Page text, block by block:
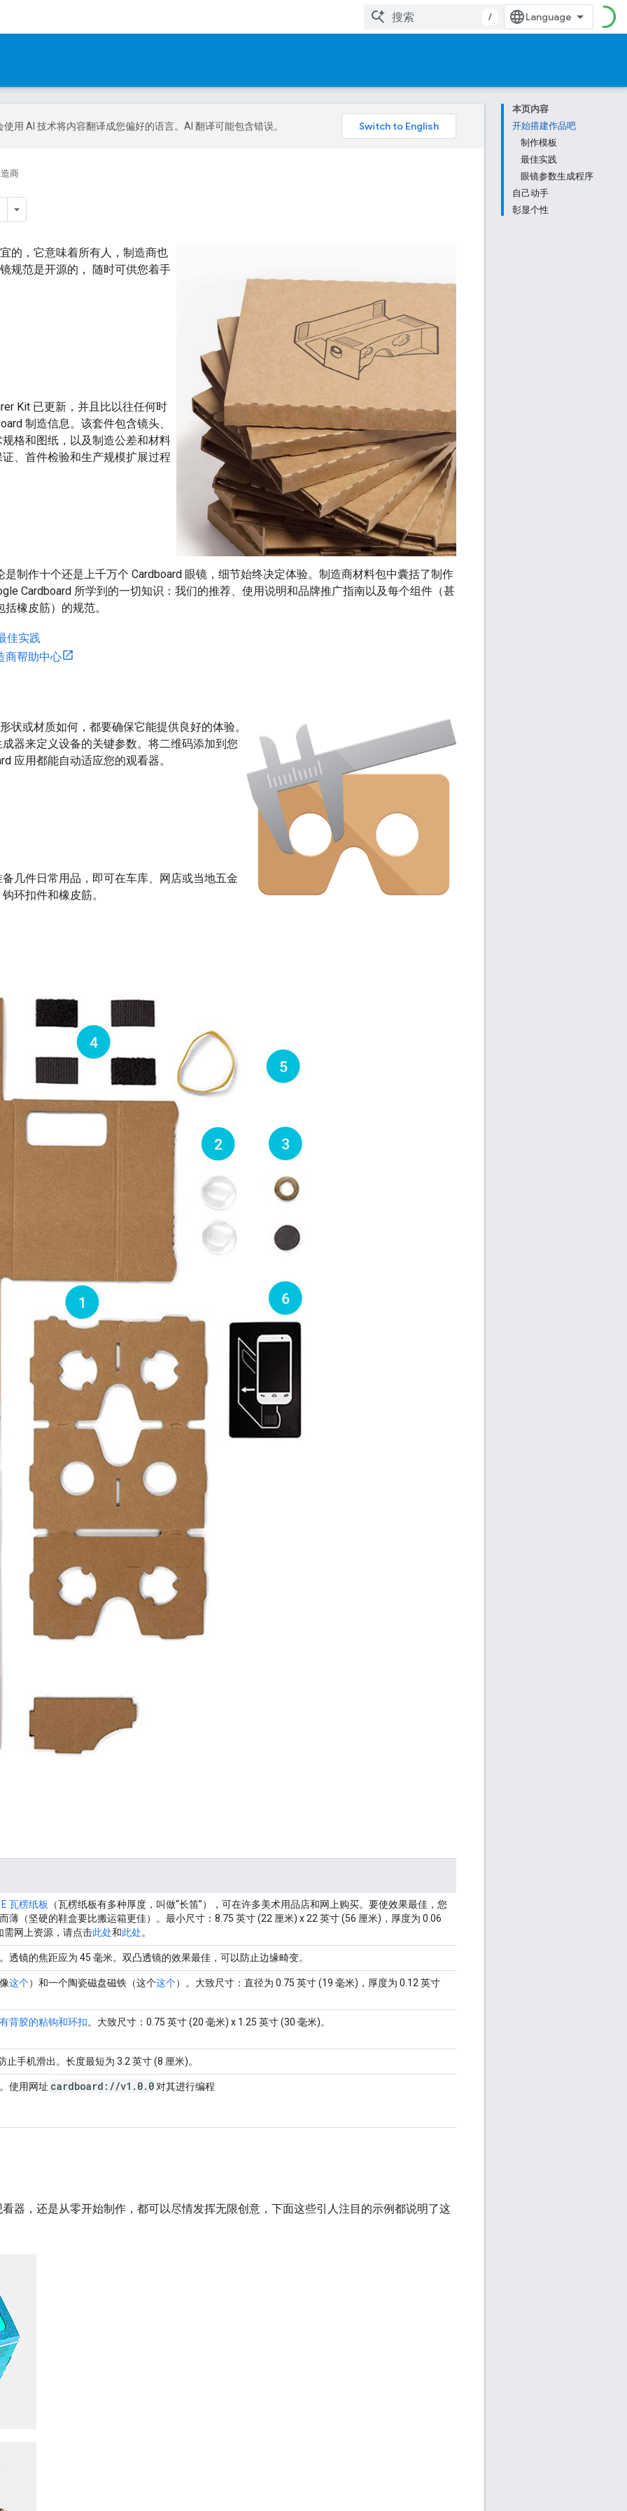
/
本页内容
开始搭建作品吧
制作模板
最佳实践
眼镜参数生成程序
自己动手
彰显个性
使用 AI 技术将内容翻译成您偏好的语言。AI 翻译可能包含错误。
商
的，它意味着所有人，制造商也
规范是开源的， 随时可供您着手
Kit 已更新，并且比以往任何时
制造信息。该套件包含镜头、
格和图纸，以及制造公差和材料
、首件检验和生产规模扩展过程
是制作十个还是上千万个 Cardboard 眼镜，细节始终决定体验。制造商材料包中囊括了制作
Cardboard 所学到的一切知识：我们的推荐、使用说明和品牌推广指南以及每个组件（甚
括橡皮筋）的规范。
佳实践
商帮助中心
状或材质如何，都要确保它能提供良好的体验。
器来定义设备的关键参数。将二维码添加到您
应用都能自动适应您的观看器。
几件日常用品，即可在车库、网店或当地五金
环扣件和橡皮筋。
E 瓦楞纸板
（瓦楞纸板有多种厚度，叫做“长笛”），可在许多美术用品店和网上购买。要使效果最佳，您
薄（坚硬的鞋盒要比搬运箱更佳）。最小尺寸：8.75 英寸 (22 厘米) x 22 英寸 (56 厘米)，厚度为 0.06
需网上资源，请点击此处和此处。
透镜的焦距应为 45 毫米。双凸透镜的效果最佳，可以防止边缘畸变。
这个）和一个陶瓷磁盘磁铁（这个这个）。大致尺寸：直径为 0.75 英寸 (19 毫米)，厚度为 0.12 英寸
背胶的粘钩和环扣。大致尺寸：0.75 英寸 (20 毫米) x 1.25 英寸 (30 毫米)。
止手机滑出。长度最短为 3.2 英寸 (8 厘米)。
。使用网址 cardboard: //v1 . 0. 0 对其进行编程
器，还是从零开始制作，都可以尽情发挥无限创意，下面这些引人注目的示例都说明了这